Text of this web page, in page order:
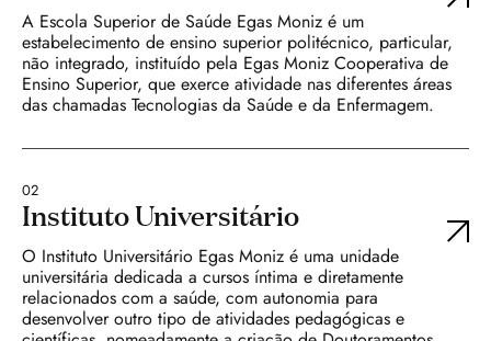
É a sagrada busca do salto
científico e humano que o
fogo de Prometeu prometeu.
Procuramos, dia a dia,
inspirar quem nos rodeia
para a excepcionalidade de
A Escola Superior de Saúde Egas Moniz é um
estabelecimento de ensino superior politécnico, particular,
não integrado, instituído pela Egas Moniz Cooperativa de
Ensino Superior, que exerce atividade nas diferentes áreas
das chamadas Tecnologias da Saúde e da Enfermagem.
02
Instituto Universitário
O Instituto Universitário Egas Moniz é uma unidade
universitária dedicada a cursos íntima e diretamente
relacionados com a saúde, com autonomia para
desenvolver outro tipo de atividades pedagógicas e